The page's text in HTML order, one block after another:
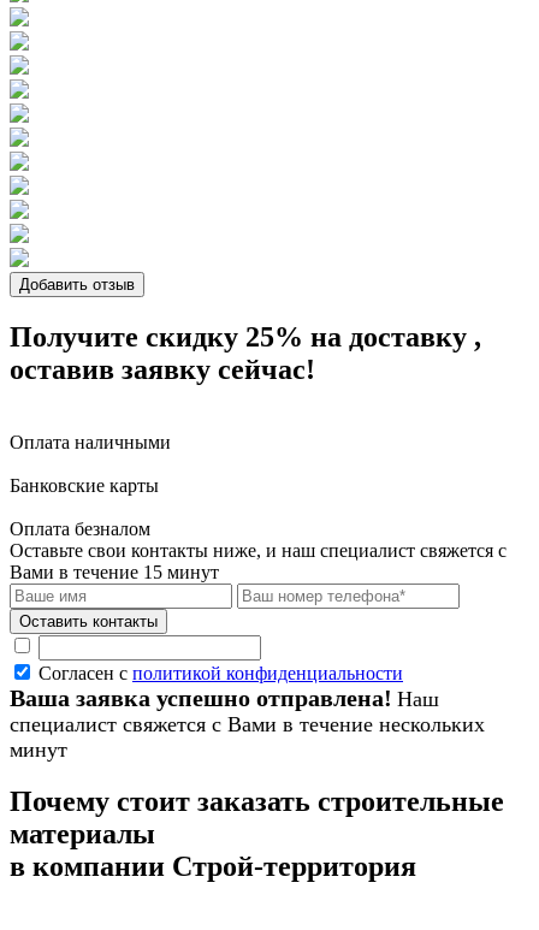
Добавить отзыв
Получите скидку 25% на доставку ,
оставив заявку сейчас!
Оплата наличными
Банковские карты
Оплата безналом
Оставьте свои контакты ниже, и наш специалист свяжется с
Вами в течение 15 минут
Согласен с политикой конфиденциальности
Ваша заявка успешно отправлена! Наш
специалист свяжется с Вами в течение нескольких
минут
Почему стоит заказать строительные
материалы
в компании Строй-территория